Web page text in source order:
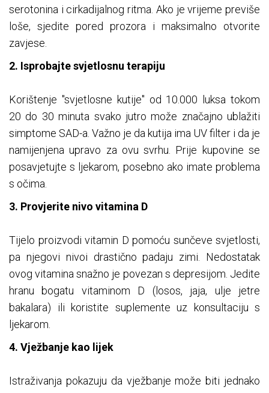
serotonina i cirkadijalnog ritma. Ako je vrijeme previše
loše, sjedite pored prozora i maksimalno otvorite
zavjese.
2. Isprobajte svjetlosnu terapiju
Korištenje "svjetlosne kutije" od 10.000 luksa tokom
20 do 30 minuta svako jutro može značajno ublažiti
simptome SAD-a. Važno je da kutija ima UV filter i da je
namijenjena upravo za ovu svrhu. Prije kupovine se
posavjetujte s ljekarom, posebno ako imate problema
s očima.
3. Provjerite nivo vitamina D
Tijelo proizvodi vitamin D pomoću sunčeve svjetlosti,
pa njegovi nivoi drastično padaju zimi. Nedostatak
ovog vitamina snažno je povezan s depresijom. Jedite
hranu bogatu vitaminom D (losos, jaja, ulje jetre
bakalara) ili koristite suplemente uz konsultaciju s
ljekarom.
4. Vježbanje kao lijek
Istraživanja pokazuju da vježbanje može biti jednako